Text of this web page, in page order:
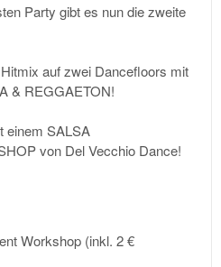
Party gibt es nun die zweite
auf zwei Dancefloors mit
& REGGAETON!
einem SALSA
von Del Vecchio Dance!
Workshop (inkl. 2 €